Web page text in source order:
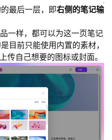
最后一层，即右侧的笔记输
一样，都可以为这一页笔记
目前只能使用内置的素材，
自己想要的图标或封面。